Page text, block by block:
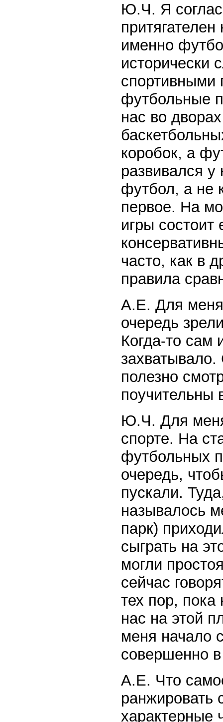
Ю.Ч. Я
именно
исторически
спортивными
футбольные
нас во
коробок, а
развивался
футбол, а не
первое. На
игры состоит
часто, как в
правила
А.Е. Для
очередь
Когда-то сам
захватывало.
полезно
поучительны
Ю.Ч. Для
спорте. На
футбольных
очередь,
пускали.
называлось
парк)
сыграть на
могли
сейчас
тех пор,
нас на этой
меня начало
совершенно
А.Е. Что
ранжировать
характерные